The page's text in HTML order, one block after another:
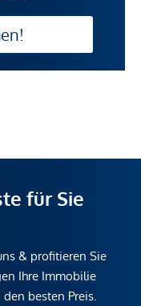
für Sie
& profitieren Sie
Ihre Immobilie
besten Preis.